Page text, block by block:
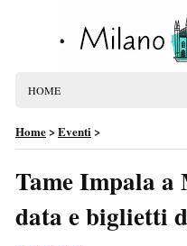
HOME
Home>Eventi>
Tame Impala a
data e biglietti